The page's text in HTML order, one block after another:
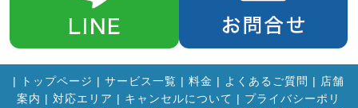
| トップページ | サービス一覧 | 料金 | よくあるご質問 | 店舗
案内 | 対応エリア | キャンセルについて | プライバシーポリ